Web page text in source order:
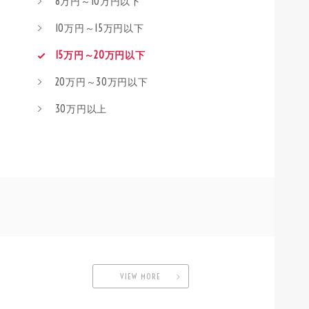
10万円～15万円以下
15万円～20万円以下
20万円～30万円以下
30万円以上
VIEW MORE